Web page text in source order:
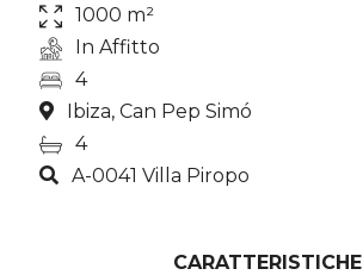
1000 m²
In Affitto
4
Ibiza, Can Pep Simó
4
A-0041 Villa Piropo
CARATTERISTICHE